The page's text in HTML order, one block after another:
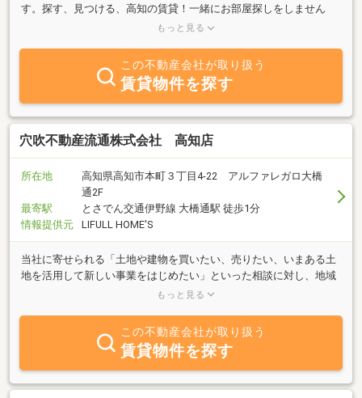
す。探す、見つける、高知の賃貸！一緒にお部屋探しをしません
か？穴吹ハウジングサービスだから、安心して任せられる、、、。
もっと見る
この不動産会社が取り扱う
賃貸物件を探す
穴吹不動産流通株式会社 高知店
所在地
高知県高知市本町３丁目4-22 アルファレガロ大橋
通2F
最寄駅
とさでん交通伊野線 大橋通駅 徒歩1分
情報提供元
LIFULL HOME'S
当社に寄せられる「土地や建物を買いたい、売りたい、いまある土
地を活用して新しい事業をはじめたい」といった相談に対し、地域
とそこで暮らす人のために、可能性を秘めた情報を最良の形でご提
もっと見る
この不動産会社が取り扱う
賃貸物件を探す